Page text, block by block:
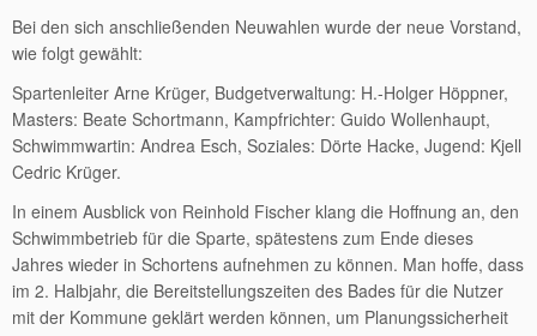
Bei den sich anschließenden Neuwahlen wurde der neue Vorstand,
wie folgt gewählt:
Spartenleiter Arne Krüger, Budgetverwaltung: H.-Holger Höppner,
Masters: Beate Schortmann, Kampfrichter: Guido Wollenhaupt,
Schwimmwartin: Andrea Esch, Soziales: Dörte Hacke, Jugend: Kjell
Cedric Krüger.
In einem Ausblick von Reinhold Fischer klang die Hoffnung an, den
Schwimmbetrieb für die Sparte, spätestens zum Ende dieses
Jahres wieder in Schortens aufnehmen zu können. Man hoffe, dass
im 2. Halbjahr, die Bereitstellungszeiten des Bades für die Nutzer
mit der Kommune geklärt werden können, um Planungssicherheit